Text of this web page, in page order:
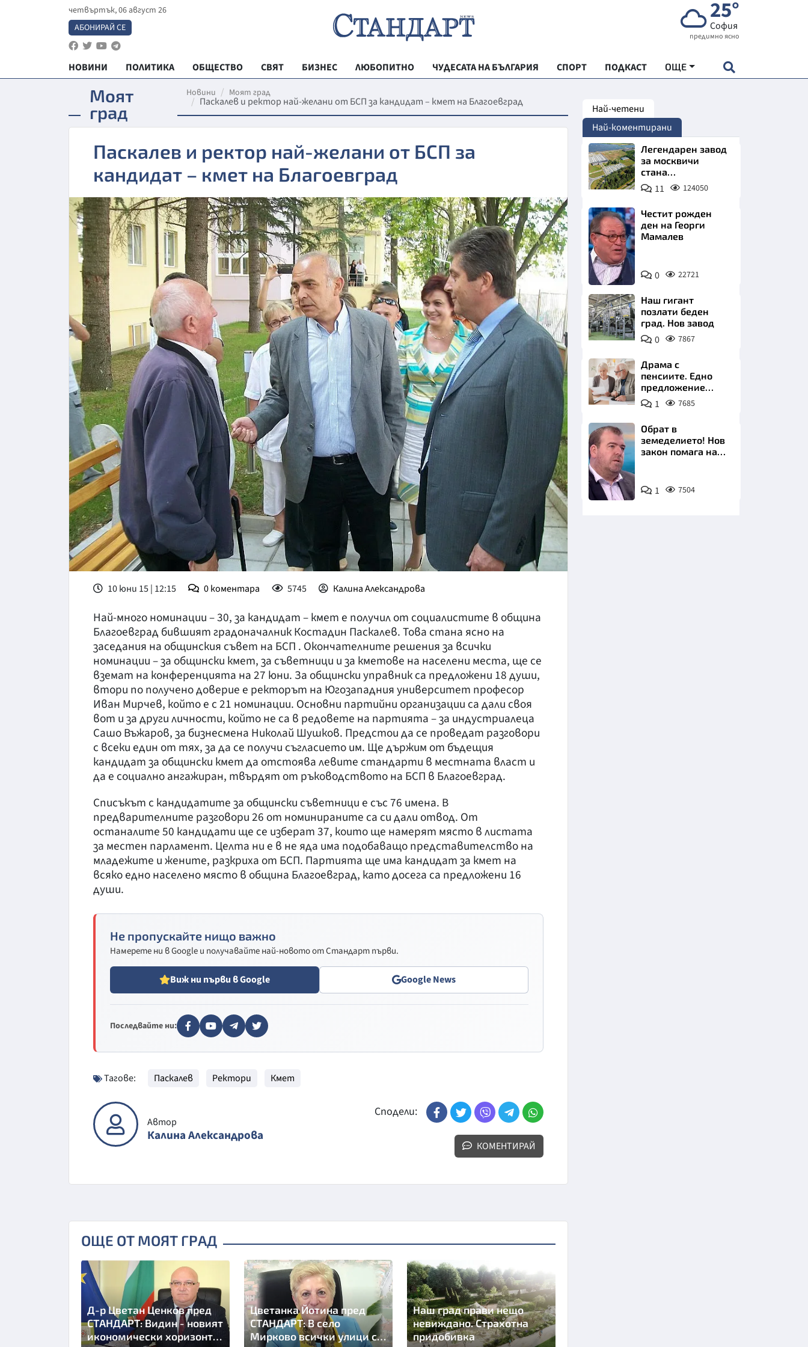
четвъртък, 06 август 26
АБОНИРАЙ СЕ
25°
София
предимно ясно
НОВИНИ ПОЛИТИКА ОБЩЕСТВО СВЯТ БИЗНЕС ЛЮБОПИТНО ЧУДЕСАТА НА БЪЛГАРИЯ СПОРТ ПОДКАСТ ОЩЕ
ВЕСТНИК СТАНДАРТ
МЛАДЕЖКА АКАДЕМИЯ "ЧУДЕСАТА НА БЪЛГАРИЯ"
МОЯТ ГРАД
ТЕХНОЛОГИИ
ДА!НА БЪЛГАРСКАТА ХРАНА
ДА! НА БЪЛГАРСКАТА ИКОНОМИКА
КУЛТУРА
ПРАВОСЪДИЕ
КРИМИ
КИБЕРЗАЩИТНИЦИ
ВЯРА
ОБЯВИ
ВОЙНАТА В УКРАЙНА
ВРЕМЕТО
Моят
град
Новини Моят град
Паскалев и ректор най-желани от БСП за кандидат – кмет на Благоевград
Паскалев и ректор най-желани от БСП за
кандидат – кмет на Благоевград
10 юни 15 | 12:15 0коментара 5745 Калина Александрова
Най-много номинации – 30, за кандидат – кмет е получил от социалистите в община
Благоевград бившият градоначалник Костадин Паскалев. Това стана ясно на
заседания на общинския съвет на БСП . Окончателните решения за всички
номинации – за общински кмет, за съветници и за кметове на населени места, ще се
вземат на конференцията на 27 юни. За общински управник са предложени 18 души,
втори по получено доверие е ректорът на Югозападния университет професор
Иван Мирчев, който е с 21 номинации. Основни партийни организации са дали своя
вот и за други личности, който не са в редовете на партията – за индустриалеца
Сашо Въжаров, за бизнесмена Николай Шушков. Предстои да се проведат разговори
с всеки един от тях, за да се получи съгласието им. Ще държим от бъдещия
кандидат за общински кмет да отстоява левите стандарти в местната власт и
да е социално ангажиран, твърдят от ръководството на БСП в Благоевград.
Списъкът с кандидатите за общински съветници е със 76 имена. В
предварителните разговори 26 от номинираните са си дали отвод. От
останалите 50 кандидати ще се изберат 37, които ще намерят място в листата
за местен парламент. Целта ни е в не яда има подобаващо представителство на
младежите и жените, разкриха от БСП. Партията ще има кандидат за кмет на
всяко едно населено място в община Благоевград, като досега са предложени 16
души.
Не пропускайте нищо важно
Намерете ни в Google и получавайте най-новото от Стандарт първи.
Виж ни първи в Google Google News
Последвайте ни:
Тагове: Паскалев Ректори Кмет
Автор
Калина Александрова
Сподели:
КОМЕНТИРАЙ
ОЩЕ ОТ МОЯТ ГРАД
Д-р Цветан Ценков пред
СТАНДАРТ: Видин - новият
икономически хоризонт
Цветанка Йотина пред
СТАНДАРТ: В село
Мирково всички улици са
Наш град прави нещо
невиждано. Страхотна
придобивка
Най-четени
Най-коментирани
Легендарен завод
за москвичи
стана
индустриално
чудо. Позлатява
11 124050
Снимка:
БНТ
Честит рожден
ден на Георги
Мамалев
0 22721
Наш гигант
позлати беден
град. Нов завод
0 7867
Драма с
пенсиите. Едно
предложение
удря над 800 000
българи
1 7685
Снимка:
бТВ
Обрат в
земеделието! Нов
закон помага на
1 7504